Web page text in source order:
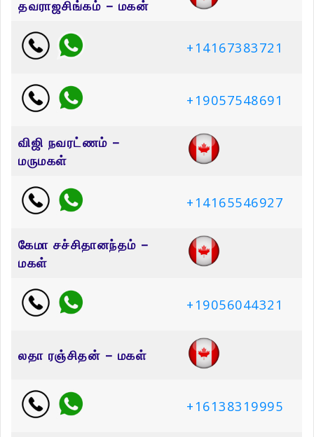
தவராஜசிங்கம் – மகன்
+14167383721
+19057548691
விஜி நவரட்ணம் –
மருமகள்
+14165546927
கேமா சச்சிதானந்தம் –
மகள்
+19056044321
லதா ரஞ்சிதன் – மகள்
+16138319995